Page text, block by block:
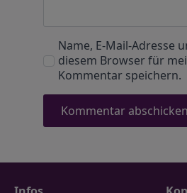
Name, E-Mail-Adresse
diesem Browser für
Kommentar speichern.